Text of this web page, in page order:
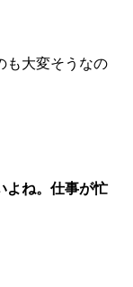
も大変そうなの
よね。仕事が忙